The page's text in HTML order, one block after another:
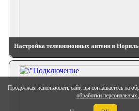
Продолжая использовать сайт, вы соглашаетесь на
обработки
Настройка телевизионных антенн в